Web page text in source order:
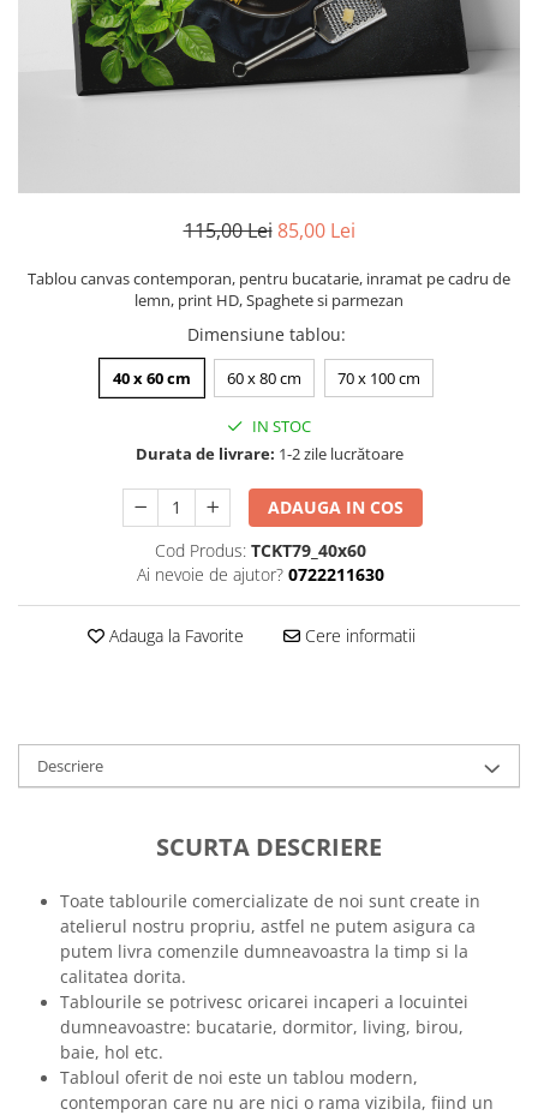
Zodia Fecioara
Zodia Gemeni
Zodia Leu
Zodia Pesti
Zodia Scorpion
Tricou personalizat cu imaginea
Tricouri mamici
Tricouri drumetii
Tricouri pescari
Tricouri gameri
Tricouri music is life
Tricouri sporturi de iarna
Tricouri snowboard
Tricouri cadou 20 ani
Tricouri cadou 40 ani
Tricouri cadou 60 ani
Tricouri motociclisti
Tricouri motociclisti
Tricouri enduro
Tricouri offroad
Tricouri biciclisti
Tricouri biciclisti
Tablouri PVC
Tablouri PVC copii
115,00 Lei 85,00 Lei
Tablou canvas contemporan, pentru bucatarie, inramat pe cadru de
lemn, print HD, Spaghete si parmezan
Dimensiune tablou:
40 x 60 cm 60 x 80 cm 70 x 100 cm
IN STOC
Durata de livrare: 1-2 zile lucrătoare
ADAUGA IN COS
Cod Produs: TCKT79_40x60
Ai nevoie de ajutor? 0722211630
Adauga la Favorite Cere informatii
Descriere
SCURTA DESCRIERE
Toate tablourile comercializate de noi sunt create in
atelierul nostru propriu, astfel ne putem asigura ca
putem livra comenzile dumneavoastra la timp si la
calitatea dorita.
Tablourile se potrivesc oricarei incaperi a locuintei
dumneavoastre: bucatarie, dormitor, living, birou,
baie, hol etc.
Tabloul oferit de noi este un tablou modern,
contemporan care nu are nici o rama vizibila, fiind un